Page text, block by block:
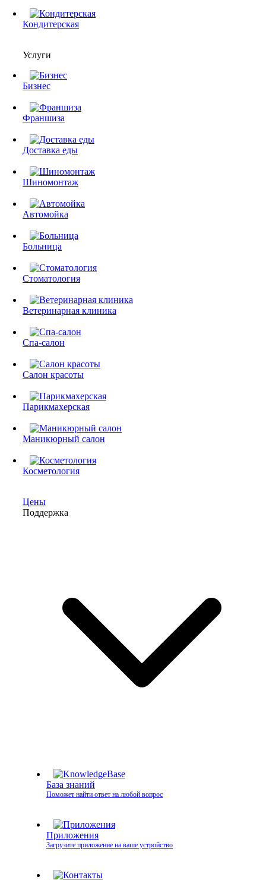
Кондитерская
Услуги
Бизнес
Франшиза
Доставка еды
Шиномонтаж
Автомойка
Больница
Стоматология
Ветеринарная клиника
Спа-салон
Салон красоты
Парикмахерская
Маникюрный салон
Косметология
Цены
Поддержка
База знаний
Поможет найти ответ на любой вопрос
Приложения
Загрузите приложение на ваше устройство